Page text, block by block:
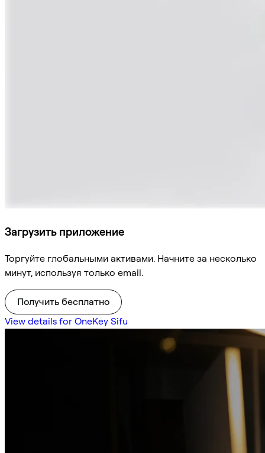
Загрузить приложение
Торгуйте глобальными активами. Начните за несколько
минут, используя только email.
Получить бесплатно
View details for OneKey Sifu